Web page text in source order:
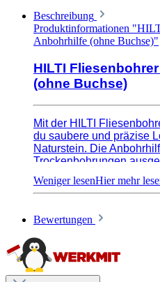
Beschreibung
Produktinformationen
Anbohrhilfe (ohne Buchse)"
HILTI
(ohne Buchse)
Mit der HILTI
du saubere und präzise
Naturstein. Die
Trockenbohrungen
hält sie auch auf raueren
Staubsammelkammer
Nutze die Anbohrhilfe für
und Küchenzubehör
Treppenhandläufe.
Akku-Bohrschrauber.
Bewertungen